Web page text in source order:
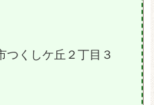
くしケ丘２丁目３